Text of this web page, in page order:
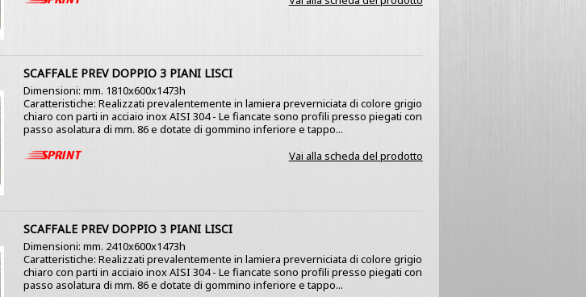
SCAFFALE PREV DOPPIO 3 PIANI LISCI
Dimensioni: mm. 1810x600x1473h
Caratteristiche: Realizzati prevalentemente in lamiera preverniciata di colore grigio
chiaro con parti in acciaio inox AISI 304 - Le fiancate sono profili presso piegati con
passo asolatura di mm. 86 e dotate di gommino inferiore e tappo...
Vai alla scheda del prodotto
SCAFFALE PREV DOPPIO 3 PIANI LISCI
Dimensioni: mm. 2410x600x1473h
Caratteristiche: Realizzati prevalentemente in lamiera preverniciata di colore grigio
chiaro con parti in acciaio inox AISI 304 - Le fiancate sono profili presso piegati con
passo asolatura di mm. 86 e dotate di gommino inferiore e tappo...